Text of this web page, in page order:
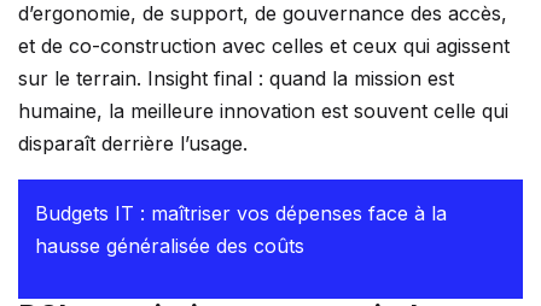
d’ergonomie, de support, de gouvernance des accès,
et de co-construction avec celles et ceux qui agissent
sur le terrain. Insight final : quand la mission est
humaine, la meilleure innovation est souvent celle qui
disparaît derrière l’usage.
Budgets IT : maîtriser vos dépenses face à la
hausse généralisée des coûts